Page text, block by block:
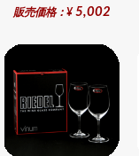
販売価格：¥ 5,002